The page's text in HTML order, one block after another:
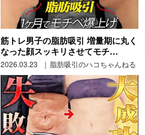
筋トレ男子の脂肪吸引 増量期に丸く
なった顔スッキリさせてモチ…
2026.03.23 脂肪吸引のハコちゃんねる